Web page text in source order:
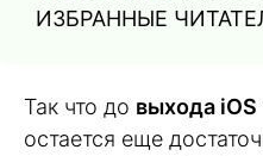
ИЗБРАННЫЕ
Так что до выхода iOS
остается еще